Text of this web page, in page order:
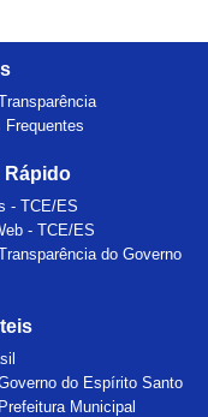
Frequentes
Rápido
- TCE/ES
- TCE/ES
do Governo
do Espírito Santo
Municipal